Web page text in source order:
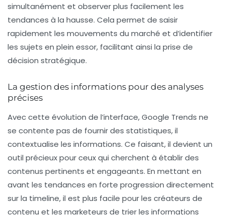
simultanément et observer plus facilement les
tendances à la hausse. Cela permet de saisir
rapidement les mouvements du marché et d’identifier
les sujets en plein essor, facilitant ainsi la prise de
décision stratégique.
La gestion des informations pour des analyses
précises
Avec cette évolution de l’interface, Google Trends ne
se contente pas de fournir des statistiques, il
contextualise les informations. Ce faisant, il devient un
outil précieux pour ceux qui cherchent à établir des
contenus pertinents et engageants. En mettant en
avant les tendances en forte progression directement
sur la timeline, il est plus facile pour les créateurs de
contenu et les marketeurs de trier les informations